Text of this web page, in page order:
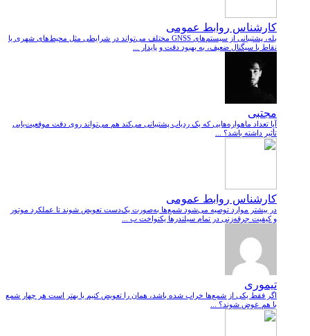
کارشناس روابط عمومی
بله، پشتیبانی از سیستم‌های GNSS مختلف می‌تواند در شرایطی مثل محیط‌های شهری یا
نقاط با سیگنال ضعیف، به بهبود دقت و پایدار ...
مجتبی
آیا تعداد ماهواره‌هایی که یک ردیاب پشتیبانی می‌کند هم می‌تواند روی دقت موقعیت‌یابی
تأثیر داشته باشد؟ ...
کارشناس روابط عمومی
در بیشتر موارد توصیه می‌شود شمع‌ها به‌صورت یک‌دست تعویض شوند تا عملکرد موتور
و کیفیت جرقه‌زنی در تمام سیلندرها یکنواخت ب ...
تیموری
اگر فقط یکی از شمع‌ها خراب شده باشد، همان را تعویض کنیم یا بهتر است هر چهار شمع
با هم عوض شوند؟ ...